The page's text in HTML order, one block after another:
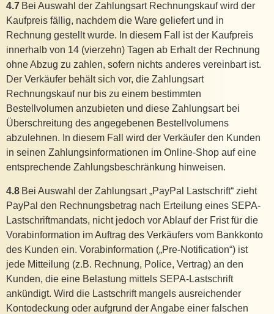
4.7 Bei Auswahl der Zahlungsart Rechnungskauf wird der
Kaufpreis fällig, nachdem die Ware geliefert und in
Rechnung gestellt wurde. In diesem Fall ist der Kaufpreis
innerhalb von 14 (vierzehn) Tagen ab Erhalt der Rechnung
ohne Abzug zu zahlen, sofern nichts anderes vereinbart ist.
Der Verkäufer behält sich vor, die Zahlungsart
Rechnungskauf nur bis zu einem bestimmten
Bestellvolumen anzubieten und diese Zahlungsart bei
Überschreitung des angegebenen Bestellvolumens
abzulehnen. In diesem Fall wird der Verkäufer den Kunden
in seinen Zahlungsinformationen im Online-Shop auf eine
entsprechende Zahlungsbeschränkung hinweisen.
4.8 Bei Auswahl der Zahlungsart „PayPal Lastschrift“ zieht
PayPal den Rechnungsbetrag nach Erteilung eines SEPA-
Lastschriftmandats, nicht jedoch vor Ablauf der Frist für die
Vorabinformation im Auftrag des Verkäufers vom Bankkonto
des Kunden ein. Vorabinformation („Pre-Notification“) ist
jede Mitteilung (z.B. Rechnung, Police, Vertrag) an den
Kunden, die eine Belastung mittels SEPA-Lastschrift
ankündigt. Wird die Lastschrift mangels ausreichender
Kontodeckung oder aufgrund der Angabe einer falschen